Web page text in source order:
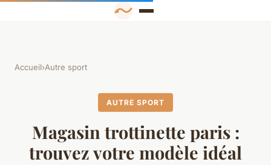
Accueil›Autre sport
AUTRE SPORT
Magasin trottinette paris :
trouvez votre modèle idéal